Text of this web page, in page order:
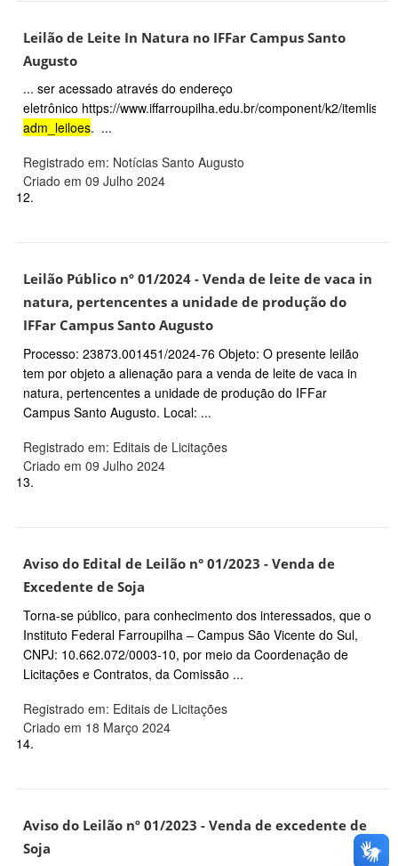
Leilão de Leite In Natura no IFFar Campus Santo
Augusto
... ser acessado através do endereço
eletrônico https://www.iffarroupilha.edu.br/component/k2/itemlist/
adm_leiloes. ...
Registrado em: Notícias Santo Augusto
Criado em 09 Julho 2024
12.
Leilão Público nº 01/2024 - Venda de leite de vaca in
natura, pertencentes a unidade de produção do
IFFar Campus Santo Augusto
Processo: 23873.001451/2024-76 Objeto: O presente leilão
tem por objeto a alienação para a venda de leite de vaca in
natura, pertencentes a unidade de produção do IFFar
Campus Santo Augusto. Local: ...
Registrado em: Editais de Licitações
Criado em 09 Julho 2024
13.
Aviso do Edital de Leilão n° 01/2023 - Venda de
Excedente de Soja
Torna-se público, para conhecimento dos interessados, que o
Instituto Federal Farroupilha – Campus São Vicente do Sul,
CNPJ: 10.662.072/0003-10, por meio da Coordenação de
Licitações e Contratos, da Comissão ...
Registrado em: Editais de Licitações
Criado em 18 Março 2024
14.
Aviso do Leilão nº 01/2023 - Venda de excedente de
Soja